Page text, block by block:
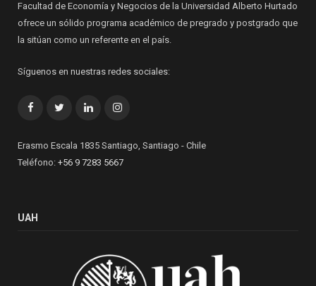
Facultad de Economía y Negocios de la Universidad Alberto Hurtado
ofrece un sólido programa académico de pregrado y postgrado que
la sitúan como un referente en el país.
Síguenos en nuestras redes sociales:
FacebookTwitterLinkedInInstagram
Erasmo Escala 1835 Santiago, Santiago - Chile
Teléfono: +56 9 7283 5667
UAH